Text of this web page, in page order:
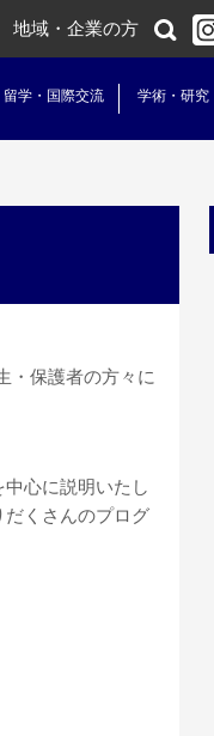
地域・企業の方
留学・国際交流 学術・研究
・保護者の方々に
心に説明いたし
だくさんのプログ